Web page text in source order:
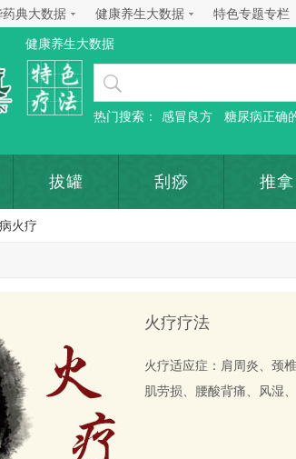
药典大数据 健康养生大数据 特色专题专栏
健康养生大数据
热门搜索： 感冒良方 糖尿病正确
拔罐 刮痧 推拿
火疗
火疗疗法
火疗适应症：肩周炎、颈
肌劳损、腰酸背痛、风湿